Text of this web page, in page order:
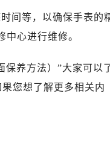
厦）23层2326室（需
约）
间等，以确保手表的
心进行维修。
保养方法）”大家可以
您想了解更多相关内